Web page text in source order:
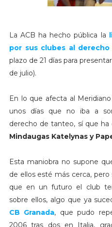
La ACB ha hecho pública la
por sus clubes al
plazo de 21 días para
de julio).
En lo que afecta al
unos días que no iba a
derecho de tanteo, sí que
Mindaugas Katelynas y
Esta maniobra no supone
de ellos esté más cerca,
que en un futuro el club
sobre ellos, algo que ya
CB Granada, que pudo
2006 tras dos en Italia,